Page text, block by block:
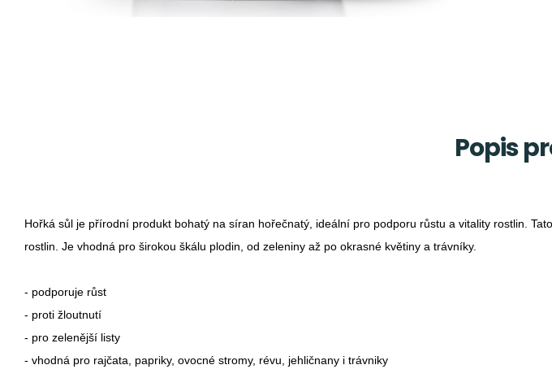
Popis
Hořká sůl je přírodní produkt bohatý na síran hořečnatý, ideální pro podporu růstu a vitality rostlin.
rostlin. Je vhodná pro širokou škálu plodin, od zeleniny až po okrasné květiny a trávníky.
- podporuje růst
- proti žloutnutí
- pro zelenější listy
- vhodná pro rajčata, papriky, ovocné stromy, révu, jehličnany i trávniky